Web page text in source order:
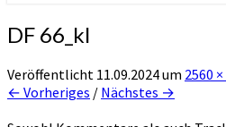
DF 66_kl
Veröffentlicht 11.09.2024um 2560
← Vorheriges / Nächstes →